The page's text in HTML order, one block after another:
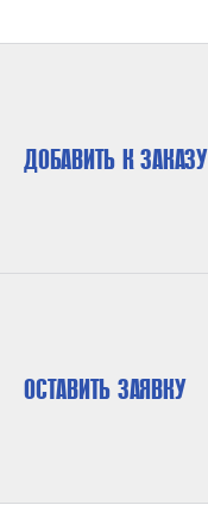
ДОБАВИТЬ К ЗАКАЗУ
ОСТАВИТЬ ЗАЯВКУ